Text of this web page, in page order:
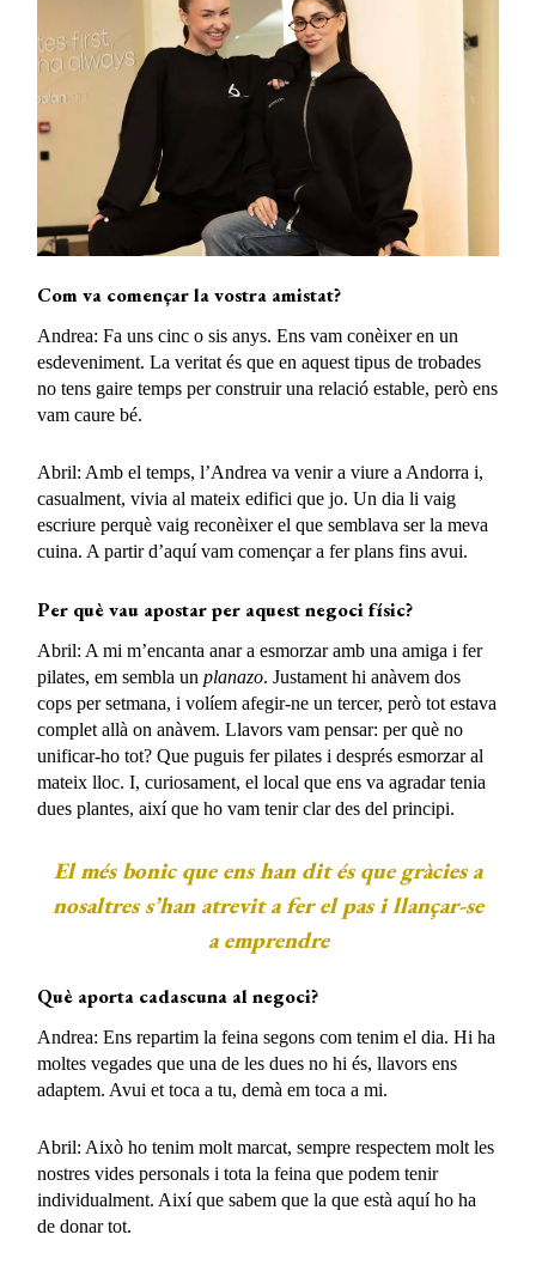
Com va començar la vostra amistat?
Andrea: Fa uns cinc o sis anys. Ens vam conèixer en un
esdeveniment. La veritat és que en aquest tipus de trobades
no tens gaire temps per construir una relació estable, però ens
vam caure bé.
Abril: Amb el temps, l’Andrea va venir a viure a Andorra i,
casualment, vivia al mateix edifici que jo. Un dia li vaig
escriure perquè vaig reconèixer el que semblava ser la meva
cuina. A partir d’aquí vam començar a fer plans fins avui.
Per què vau apostar per aquest negoci físic?
Abril: A mi m’encanta anar a esmorzar amb una amiga i fer
pilates, em sembla unplanazo. Justament hi anàvem dos
cops per setmana, i volíem afegir-ne un tercer, però tot estava
complet allà on anàvem. Llavors vam pensar: per què no
unificar-ho tot? Que puguis fer pilates i després esmorzar al
mateix lloc. I, curiosament, el local que ens va agradar tenia
dues plantes, així que ho vam tenir clar des del principi.
El més bonic que ens han dit és que gràcies a
nosaltres s’han atrevit a fer el pas i llançar-se
a emprendre
Què aporta cadascuna al negoci?
Andrea: Ens repartim la feina segons com tenim el dia. Hi ha
moltes vegades que una de les dues no hi és, llavors ens
adaptem. Avui et toca a tu, demà em toca a mi.
Abril: Això ho tenim molt marcat, sempre respectem molt les
nostres vides personals i tota la feina que podem tenir
individualment. Així que sabem que la que està aquí ho ha
de donar tot.